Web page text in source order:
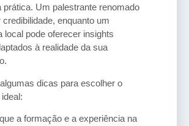
prática. Um palestrante renomado
credibilidade, enquanto um
local pode oferecer insights
à realidade da sua
dicas para escolher o
a formação e a experiência na